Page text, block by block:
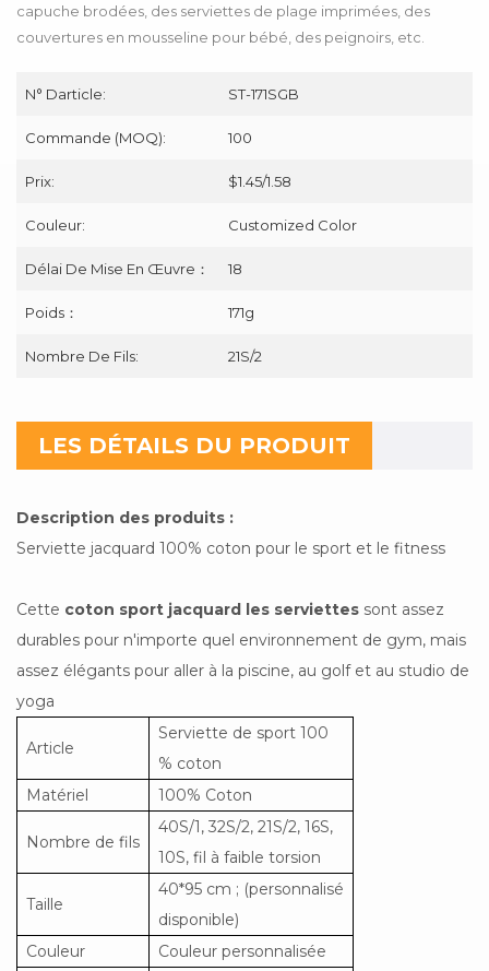
capuche brodées, des serviettes de plage imprimées, des
couvertures en mousseline pour bébé, des peignoirs, etc.
N° Darticle: ST-171SGB
Commande (MOQ): 100
Prix: $1.45/1.58
Couleur: Customized Color
Délai De Mise En Œuvre： 18
Poids： 171g
Nombre De Fils: 21S/2
LES DÉTAILS DU PRODUIT
Description des produits :
Serviette jacquard 100% coton pour le sport et le fitness
Cette coton sport jacquard les serviettes sont assez
durables pour n'importe quel environnement de gym, mais
assez élégants pour aller à la piscine, au golf et au studio de
yoga
Article
Serviette de sport 100
% coton
Matériel
100% Coton
Nombre de fils
40S/1, 32S/2, 21S/2, 16S,
10S, fil à faible torsion
Taille
40*95 cm ; (personnalisé
disponible)
Couleur
Couleur personnalisée